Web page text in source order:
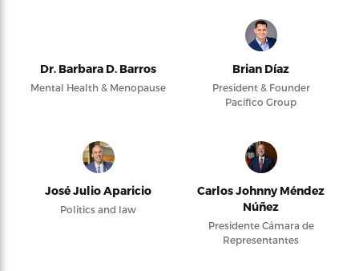
Dr. Barbara D. Barros
Mental Health & Menopause
Brian Díaz
President & Founder
Pacifico Group
José Julio Aparicio
Politics and law
Carlos Johnny Méndez
Núñez
Presidente Cámara de
Representantes